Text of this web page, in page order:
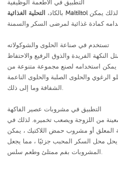
التطبيق في الأطعمة الوظيفية
بالكاد، التحلية الغذائية Maltiltol يمكن
تستخدم في صناعة الحلوى والشوكولاته
النكهة الفريدة والذوق الرفيع والاحتفاظ
يمكن استخدامه لصنع مجموعة متنوعة من
الرغوي والحلوى الصلبة والحلوى الناعمة
الشفافة وما إلى ذلك.
التطبيق في مشروبات عصير الفاكهة
من اللزوجة ويصعب تخميره. لذلك في
المعلق أو مشروب حمض اللاكتيك ، يمكن
محل السكر المحبب جزئيًا ، مما يجعل
المشروبات بفم ممتلئ وطعم سلس.